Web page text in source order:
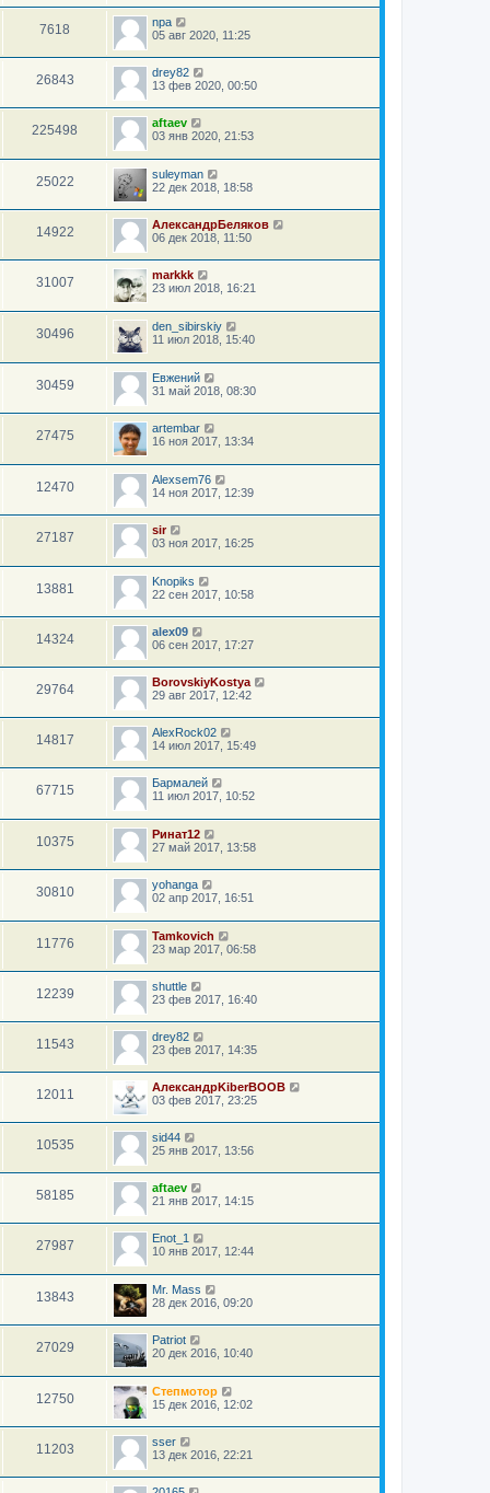
7618
npa
05 авг 2020, 11:25
26843
drey82
13 фев 2020, 00:50
225498
aftaev
03 янв 2020, 21:53
25022
suleyman
22 дек 2018, 18:58
14922
АлександрБеляков
06 дек 2018, 11:50
31007
markkk
23 июл 2018, 16:21
30496
den_sibirskiy
11 июл 2018, 15:40
30459
Евжений
31 май 2018, 08:30
27475
artembar
16 ноя 2017, 13:34
12470
Alexsem76
14 ноя 2017, 12:39
27187
sir
03 ноя 2017, 16:25
13881
Knopiks
22 сен 2017, 10:58
14324
alex09
06 сен 2017, 17:27
29764
BorovskiyKostya
29 авг 2017, 12:42
14817
AlexRock02
14 июл 2017, 15:49
67715
Бармалей
11 июл 2017, 10:52
10375
Ринат12
27 май 2017, 13:58
30810
yohanga
02 апр 2017, 16:51
11776
Tamkovich
23 мар 2017, 06:58
12239
shuttle
23 фев 2017, 16:40
11543
drey82
23 фев 2017, 14:35
12011
АлександрKiberBOOB
03 фев 2017, 23:25
10535
sid44
25 янв 2017, 13:56
58185
aftaev
21 янв 2017, 14:15
27987
Enot_1
10 янв 2017, 12:44
13843
Mr. Mass
28 дек 2016, 09:20
27029
Patriot
20 дек 2016, 10:40
12750
Степмотор
15 дек 2016, 12:02
11203
sser
13 дек 2016, 22:21